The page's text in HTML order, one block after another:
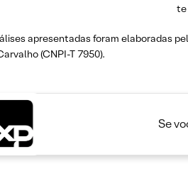
te
apresentadas foram elaboradas
(CNPI-T 7950).
Se